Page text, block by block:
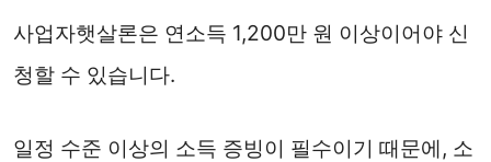
사업자햇살론은 연소득 1,200만 원 이상이어야 신
청할 수 있습니다.
일정 수준 이상의 소득 증빙이 필수이기 때문에, 소